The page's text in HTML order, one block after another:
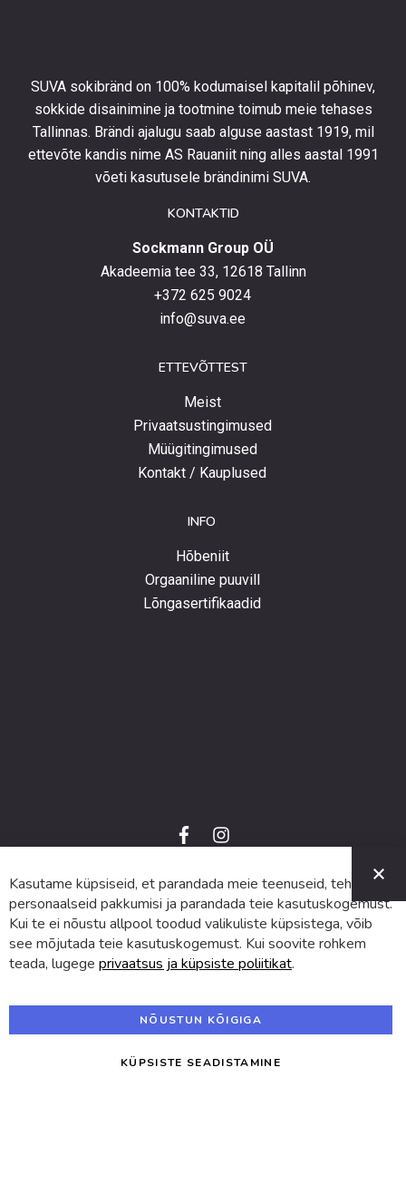
kursis
uusimate
toodetega,
eripakkumistega
SUVA sokibränd on 100% kodumaisel kapitalil põhinev,
sokkide disainimine ja tootmine toimub meie tehases
Tallinnas. Brändi ajalugu saab alguse aastast 1919, mil
ettevõte kandis nime AS Rauaniit ning alles aastal 1991
võeti kasutusele brändinimi SUVA.
KONTAKTID
Sockmann Group OÜ
Akadeemia tee 33, 12618 Tallinn
+372 625 9024
info@suva.ee
ETTEVÕTTEST
Meist
Privaatsustingimused
Müügitingimused
Kontakt / Kauplused
INFO
Hõbeniit
Orgaaniline puuvill
Lõngasertifikaadid
f
a
e
b
o
o
k
i
n
t
a
g
r
a
m
© 2024 SUVA. Kõik õigused kaitstud.
Kasutame küpsiseid, et parandada meie teenuseid, teha
personaalseid pakkumisi ja parandada teie kasutuskogemust.
Kui te ei nõustu allpool toodud valikuliste küpsistega, võib
see mõjutada teie kasutuskogemust. Kui soovite rohkem
teada, lugege privaatsus ja küpsiste poliitikat.
NÕUSTUN KÕIGIGA
KÜPSISTE SEADISTAMINE